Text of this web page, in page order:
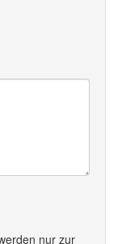
nur zur